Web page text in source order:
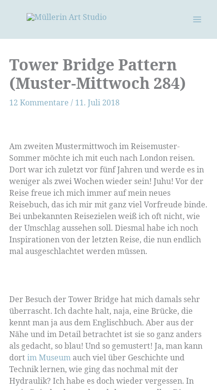
Tower Bridge Pattern
(Muster-Mittwoch 284)
12 Kommentare / 11. Juli 2018
Am zweiten Mustermittwoch im Reisemuster-
Sommer möchte ich mit euch nach London reisen.
Dort war ich zuletzt vor fünf Jahren und werde es in
weniger als zwei Wochen wieder sein! Juhu! Vor der
Reise freue ich mich immer auf mein neues
Reisebuch, das ich mir mit ganz viel Vorfreude binde.
Bei unbekannten Reisezielen weiß ich oft nicht, wie
der Umschlag aussehen soll. Diesmal habe ich noch
Inspirationen von der letzten Reise, die nun endlich
mal ausgeschlachtet werden müssen.
Der Besuch der Tower Bridge hat mich damals sehr
überrascht. Ich dachte halt, naja, eine Brücke, die
kennt man ja aus dem Englischbuch. Aber aus der
Nähe und im Detail betrachtet ist sie so ganz anders
als gedacht, so blau! Und so gemustert! Ja, man kann
dortim Museum auch viel über Geschichte und
Technik lernen, wie ging das nochmal mit der
Hydraulik? Ich habe es doch wieder vergessen. In